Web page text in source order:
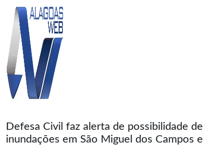
Defesa Civil faz alerta de possibilidade de
inundações em São Miguel dos Campos e